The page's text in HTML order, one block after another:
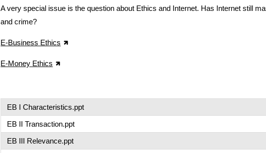
A very special issue is the question about Ethics and Internet. Has Internet still
and crime?
E-Business Ethics
E-Money Ethics
EB I Characteristics.ppt
EB II Transaction.ppt
EB III Relevance.ppt